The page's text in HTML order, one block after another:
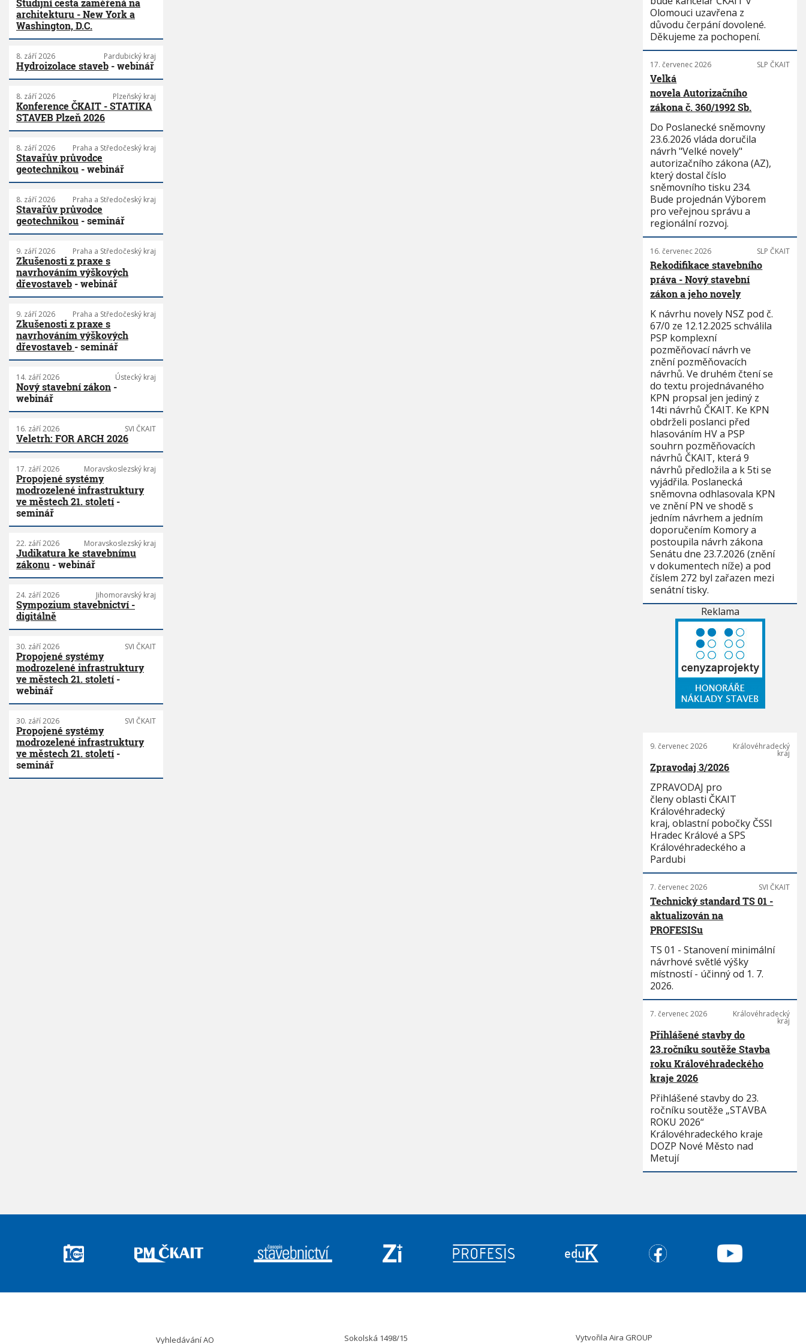
Studijní cesta zaměřená na
architekturu - New York a
Washington, D.C.
8. září 2026 Pardubický kraj
Hydroizolace staveb - webinář
8. září 2026 Plzeňský kraj
Konference ČKAIT - STATIKA
STAVEB Plzeň 2026
8. září 2026 Praha a Středočeský kraj
Stavařův průvodce
geotechnikou - webinář
8. září 2026 Praha a Středočeský kraj
Stavařův průvodce
geotechnikou - seminář
9. září 2026 Praha a Středočeský kraj
Zkušenosti z praxe s
navrhováním výškových
dřevostaveb - webinář
9. září 2026 Praha a Středočeský kraj
Zkušenosti z praxe s
navrhováním výškových
dřevostaveb - seminář
14. září 2026 Ústecký kraj
Nový stavební zákon -
webinář
16. září 2026 SVI ČKAIT
Veletrh: FOR ARCH 2026
17. září 2026 Moravskoslezský kraj
Propojené systémy
modrozelené infrastruktury
ve městech 21. století-
seminář
22. září 2026 Moravskoslezský kraj
Judikatura ke stavebnímu
zákonu - webinář
24. září 2026 Jihomoravský kraj
Sympozium stavebnictví -
digitálně
30. září 2026 SVI ČKAIT
Propojené systémy
modrozelené infrastruktury
ve městech 21. století-
webinář
30. září 2026 SVI ČKAIT
Propojené systémy
modrozelené infrastruktury
ve městech 21. století-
seminář
Olomouci uzavřena z
důvodu čerpání dovolené.
Děkujeme za pochopení.
17. červenec 2026 SLP ČKAIT
Velká
novela Autorizačního
zákona č. 360/1992 Sb.
Do Poslanecké sněmovny
23.6.2026 vláda doručila
návrh "Velké novely"
autorizačního zákona (AZ),
který dostal číslo
sněmovního tisku 234.
Bude projednán Výborem
pro veřejnou správu a
regionální rozvoj.
16. červenec 2026 SLP ČKAIT
Rekodifikace stavebního
práva - Nový stavební
zákon a jeho novely
K návrhu novely NSZ pod č.
67/0 ze 12.12.2025 schválila
PSP komplexní
pozměňovací návrh ve
znění pozměňovacích
návrhů. Ve druhém čtení se
do textu projednávaného
KPN propsal jen jediný z
14ti návrhů ČKAIT. Ke KPN
obdrželi poslanci před
hlasováním HV a PSP
souhrn pozměňovacích
návrhů ČKAIT, která 9
návrhů předložila a k 5ti se
vyjádřila. Poslanecká
sněmovna odhlasovala KPN
ve znění PN ve shodě s
jedním návrhem a jedním
doporučením Komory a
postoupila návrh zákona
Senátu dne 23.7.2026 (znění
v dokumentech níže) a pod
číslem 272 byl zařazen mezi
senátní tisky.
Reklama
9. červenec 2026 Královéhradecký
kraj
Zpravodaj 3/2026
ZPRAVODAJ pro
členy oblasti ČKAIT
Královéhradecký
kraj, oblastní pobočky ČSSI
Hradec Králové a SPS
Královéhradeckého a
Pardubi
7. červenec 2026 SVI ČKAIT
Technický standard TS 01 -
aktualizován na
PROFESISu
TS 01 - Stanovení minimální
návrhové světlé výšky
místností - účinný od 1. 7.
2026.
7. červenec 2026 Královéhradecký
kraj
Přihlášené stavby do
23.ročníku soutěže Stavba
roku Královéhradeckého
kraje 2026
Přihlášené stavby do 23.
ročníku soutěže „STAVBA
ROKU 2026“
Královéhradeckého kraje
DOZP Nové Město nad
Metují
Vyhledávání AO Sokolská 1498/15 VytvořilaAira GROUP